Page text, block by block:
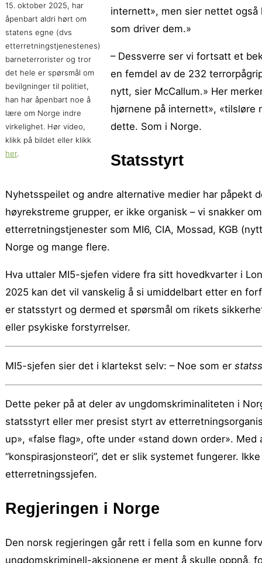
15. oktober 2025, har
åpenbart aldri hørt om
statens egne (dvs
etterretningstjenestenes)
barneterrorister og tror
det hele er spørsmål om
bevilgninger til politiet,
han har åpenbart noe å
lære om Norge indre
virkelighet. Hør video,
klikk på bildet eller klikk
her.
internett», men sier nettet
som driver dem.»
– Dessverre ser vi fortsatt et
en femdel av de 232
nytt, sier McCallum.» Her
hjørnene på internett», «tilsløre
dette. Som i Norge.
Statsstyrt
Nyhetsspeilet og andre alternative medier har påpekt
høyrekstreme grupper, er ikke organisk – vi snakker
etterretningstjenester som MI6, CIA, Mossad, KGB
Norge og mange flere.
Hva uttaler MI5-sjefen videre fra sitt hovedkvarter i
2025 kan det vil vanskelig å si umiddelbart etter en
er statsstyrt og dermed et spørsmål om rikets
eller psykiske forstyrrelser.
MI5-sjefen sier det i klartekst selv: – Noe som er
Dette peker på at deler av ungdomskriminaliteten i
statsstyrt eller mer presist styrt av
up», «false flag», ofte under «stand down order».
“konspirasjonsteori”, det er slik systemet fungerer.
etterretningssjefen.
Regjeringen i Norge
Den norsk regjeringen går rett i fella som en kunne
ungdomskriminell-aksjonene er ment å skulle oppnå,